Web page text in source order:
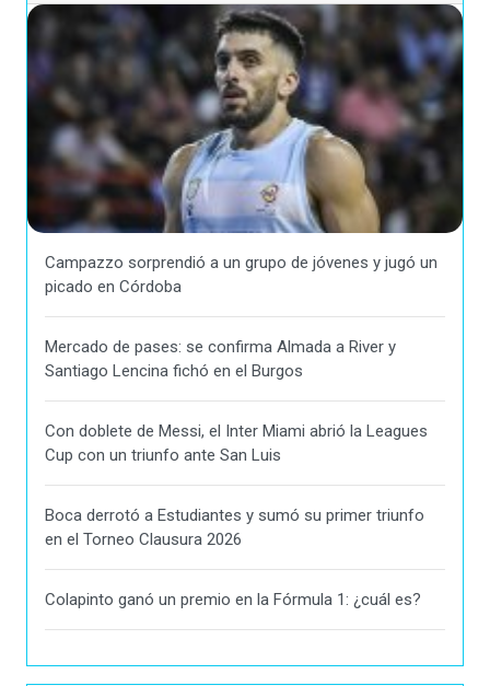
Campazzo sorprendió a un grupo de jóvenes y jugó un
picado en Córdoba
Mercado de pases: se confirma Almada a River y
Santiago Lencina fichó en el Burgos
Con doblete de Messi, el Inter Miami abrió la Leagues
Cup con un triunfo ante San Luis
Boca derrotó a Estudiantes y sumó su primer triunfo
en el Torneo Clausura 2026
Colapinto ganó un premio en la Fórmula 1: ¿cuál es?